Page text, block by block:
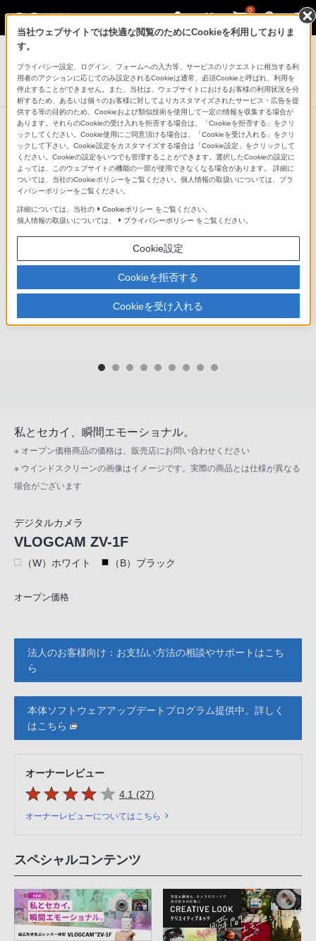
0
デジタルカメラ VLOGCAM
デジタルカメラ
VLOGCAM ZV-1F
私とセカイ、瞬間エモーショナル。
※ オープン価格商品の価格は、販売店にお問い合わせください
※ ウインドスクリーンの画像はイメージです。実際の商品とは仕様が異なる
場合がございます
デジタルカメラ
VLOGCAM ZV-1F
（W）ホワイト （B）ブラック
オープン価格
法人のお客様向け：お支払い方法の相談やサポートはこち
ら
本体ソフトウェアアップデートプログラム提供中。詳しく
はこちら
オーナーレビュー
5つの星のうち
4.1 (27件のレビュー
)
オーナーレビューについてはこちら
スペシャルコンテンツ
当社ウェブサイトでは快適な閲覧のためにCookieを利用しておりま
す。
プライバシー設定、ログイン、フォームへの入力等、サービスのリクエストに相当する利
用者のアクションに応じてのみ設定されるCookieは通常、必須Cookieと呼ばれ、利用を
停止することができません。また、当社は、ウェブサイトにおけるお客様の利用状況を分
析するため、あるいは個々のお客様に対してよりカスタマイズされたサービス・広告を提
供する等の目的のため、Cookieおよび類似技術を使用して一定の情報を収集する場合が
あります。それらのCookieの受け入れを拒否する場合は、「Cookieを拒否する」をクリ
ックしてください。Cookie使用にご同意頂ける場合は、「Cookieを受け入れる」をクリ
ックして下さい。Cookie設定をカスタマイズする場合は「Cookie設定」をクリックして
ください。Cookieの設定をいつでも管理することができます。選択したCookieの設定に
よっては、このウェブサイトの機能の一部が使用できなくなる場合があります。 詳細に
ついては、当社のCookieポリシーをご覧ください。個人情報の取扱いについては、プラ
イバシーポリシーをご覧ください。
詳細については、当社の Cookieポリシー をご覧ください。
個人情報の取扱いについては、
プライバシーポリシー をご覧ください。
Cookie設定
Cookieを拒否する
Cookieを受け入れる